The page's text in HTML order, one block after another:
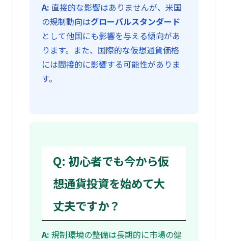
A: 直接的な影響はありませんが、米国
の規制動向はグローバルスタンダード
として他国にも影響を与える傾向があ
ります。また、国際的な仮想通貨価格
には間接的に影響する可能性がありま
す。
Q: 初心者でも今から仮
想通貨投資を始めて大
丈夫ですか？
A: 規制環境の整備は長期的に市場の健